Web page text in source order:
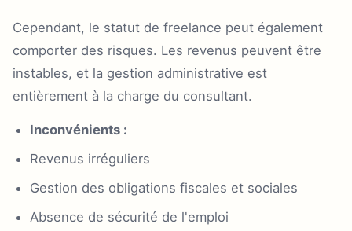
Cependant, le statut de freelance peut également
comporter des risques. Les revenus peuvent être
instables, et la gestion administrative est
entièrement à la charge du consultant.
Inconvénients :
Revenus irréguliers
Gestion des obligations fiscales et sociales
Absence de sécurité de l'emploi